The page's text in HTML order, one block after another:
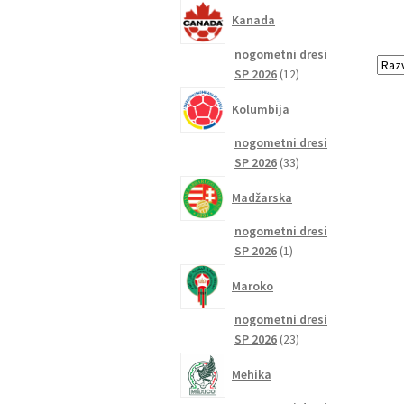
Kanada
nogometni dresi
SP 2026 1212
Kolumbija
nogometni dresi
SP 2026 3333
Madžarska
nogometni dresi
SP 2026 11
Maroko
nogometni dresi
SP 2026 2323
Mehika